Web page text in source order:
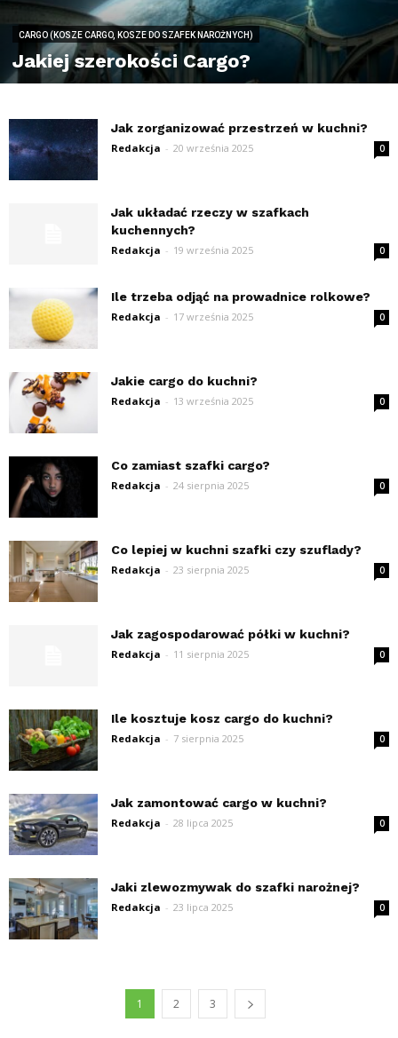
CARGO (KOSZE CARGO, KOSZE DO SZAFEK NAROŻNYCH)
Jakiej szerokości Cargo?
Jak zorganizować przestrzeń w kuchni?
Redakcja - 20 września 2025 0
Jak układać rzeczy w szafkach
kuchennych?
Redakcja - 19 września 2025 0
Ile trzeba odjąć na prowadnice rolkowe?
Redakcja - 17 września 2025 0
Jakie cargo do kuchni?
Redakcja - 13 września 2025 0
Co zamiast szafki cargo?
Redakcja - 24 sierpnia 2025 0
Co lepiej w kuchni szafki czy szuflady?
Redakcja - 23 sierpnia 2025 0
Jak zagospodarować półki w kuchni?
Redakcja - 11 sierpnia 2025 0
Ile kosztuje kosz cargo do kuchni?
Redakcja - 7 sierpnia 2025 0
Jak zamontować cargo w kuchni?
Redakcja - 28 lipca 2025 0
Jaki zlewozmywak do szafki narożnej?
Redakcja - 23 lipca 2025 0
1 2 3